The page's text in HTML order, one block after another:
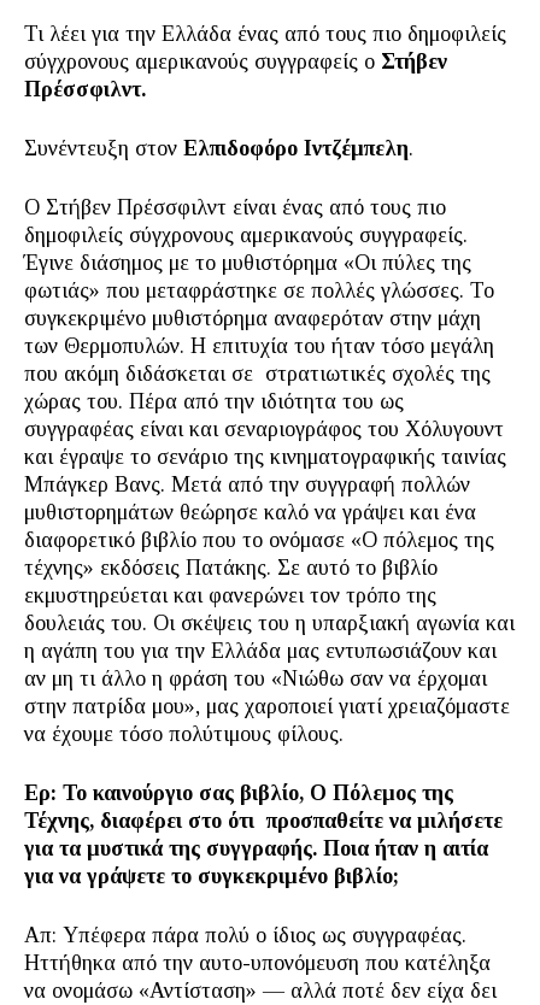
Τι λέει για την Ελλάδα ένας από τους πιο δημοφιλείς
σύγχρονους αμερικανούς συγγραφείς ο Στήβεν
Πρέσσφιλντ.
Συνέντευξη στον Ελπιδοφόρο Ιντζέμπελη.
Ο Στήβεν Πρέσσφιλντ είναι ένας από τους πιο
δημοφιλείς σύγχρονους αμερικανούς συγγραφείς.
Έγινε διάσημος με το μυθιστόρημα «Οι πύλες της
φωτιάς» που μεταφράστηκε σε πολλές γλώσσες. Το
συγκεκριμένο μυθιστόρημα αναφερόταν στην μάχη
των Θερμοπυλών. Η επιτυχία του ήταν τόσο μεγάλη
που ακόμη διδάσκεται σε στρατιωτικές σχολές της
χώρας του. Πέρα από την ιδιότητα του ως
συγγραφέας είναι και σεναριογράφος του Χόλυγουντ
και έγραψε το σενάριο της κινηματογραφικής ταινίας
Μπάγκερ Βανς. Μετά από την συγγραφή πολλών
μυθιστορημάτων θεώρησε καλό να γράψει και ένα
διαφορετικό βιβλίο που το ονόμασε «Ο πόλεμος της
τέχνης» εκδόσεις Πατάκης. Σε αυτό το βιβλίο
εκμυστηρεύεται και φανερώνει τον τρόπο της
δουλειάς του. Οι σκέψεις του η υπαρξιακή αγωνία και
η αγάπη του για την Ελλάδα μας εντυπωσιάζουν και
αν μη τι άλλο η φράση του «Νιώθω σαν να έρχομαι
στην πατρίδα μου», μας χαροποιεί γιατί χρειαζόμαστε
να έχουμε τόσο πολύτιμους φίλους.
Ερ: Το καινούργιο σας βιβλίο, Ο Πόλεμος της
Τέχνης, διαφέρει στο ότι προσπαθείτε να μιλήσετε
για τα μυστικά της συγγραφής. Ποια ήταν η αιτία
για να γράψετε το συγκεκριμένο βιβλίο;
Απ: Υπέφερα πάρα πολύ ο ίδιος ως συγγραφέας.
Ηττήθηκα από την αυτo-υπονόμευση που κατέληξα
να ονομάσω «Αντίσταση» — αλλά ποτέ δεν είχα δει